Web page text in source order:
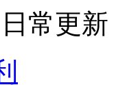
常更新